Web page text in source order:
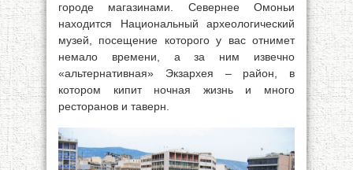
городе магазинами. Севернее Омоньи
находится Национальный археологический
музей, посещение которого у вас отнимет
немало времени, а за ним извечно
«альтернативная» Экзархея – район, в
котором кипит ночная жизнь и много
ресторанов и таверн.